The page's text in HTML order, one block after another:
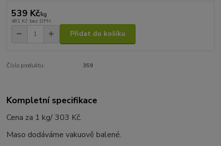
539 Kč/kg
481 Kč bez DPH
Přidat do košíku
Číslo produktu: 359
Kompletní specifikace
Cena za 1 kg/ 303 Kč.
Maso dodáváme vakuově balené.